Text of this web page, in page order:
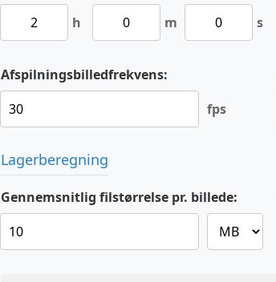
h
m s
Afspilningsbilledfrekvens:
fps
Lagerberegning
Gennemsnitlig filstørrelse pr. billede: